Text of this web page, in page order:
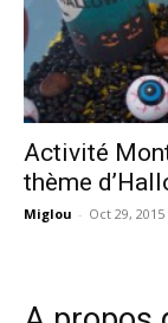
Activité
thème
Miglou - Oct 29, 2015